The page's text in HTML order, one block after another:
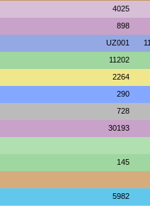
4025
898
UZ001
11202
2264
290
728
30193
145
5982